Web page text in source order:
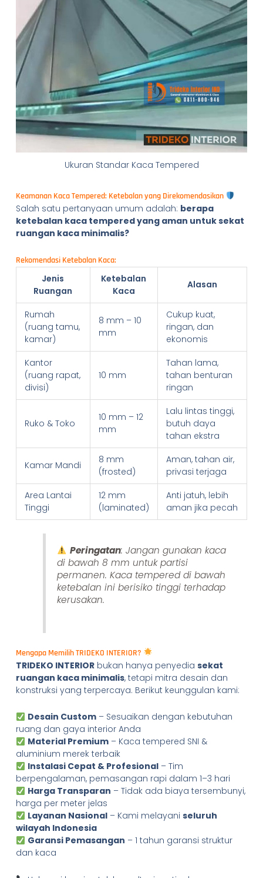
Ukuran Standar Kaca Tempered
Keamanan Kaca Tempered: Ketebalan yang Direkomendasikan
Salah satu pertanyaan umum adalah: berapa
ketebalan kaca tempered yang aman untuk sekat
ruangan kaca minimalis?
Rekomendasi Ketebalan Kaca:
Jenis
Ruangan
Ketebalan
Kaca
Alasan
Rumah
(ruang tamu,
kamar)
8 mm – 10
mm
Cukup kuat,
ringan, dan
ekonomis
Kantor
(ruang rapat,
divisi)
10 mm
Tahan lama,
tahan benturan
ringan
Ruko & Toko
10 mm – 12
mm
Lalu lintas tinggi,
butuh daya
tahan ekstra
Kamar Mandi
8 mm
(frosted)
Aman, tahan air,
privasi terjaga
Area Lantai
Tinggi
12 mm
(laminated)
Anti jatuh, lebih
aman jika pecah
Peringatan: Jangan gunakan kaca
di bawah 8 mm untuk partisi
permanen. Kaca tempered di bawah
ketebalan ini berisiko tinggi terhadap
kerusakan.
Mengapa Memilih TRIDEKO INTERIOR?
TRIDEKO INTERIORbukan hanya penyedia sekat
ruangan kaca minimalis, tetapi mitra desain dan
konstruksi yang terpercaya. Berikut keunggulan kami:
Desain Custom– Sesuaikan dengan kebutuhan
ruang dan gaya interior Anda
Material Premium– Kaca tempered SNI &
aluminium merek terbaik
Instalasi Cepat & Profesional– Tim
berpengalaman, pemasangan rapi dalam 1–3 hari
Harga Transparan – Tidak ada biaya tersembunyi,
harga per meter jelas
Layanan Nasional– Kami melayani seluruh
wilayah Indonesia
Garansi Pemasangan – 1 tahun garansi struktur
dan kaca